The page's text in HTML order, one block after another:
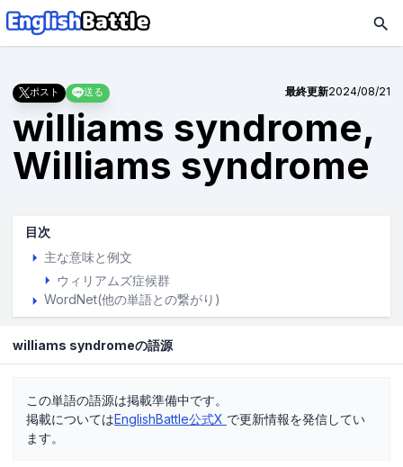
ポスト 送る 最終更新2024/08/21
williams syndrome,
Williams syndrome
目次
主な意味と例文
ウィリアムズ症候群
WordNet(他の単語との繋がり)
williams syndromeの語源
この単語の語源は掲載準備中です。
掲載についてはEnglishBattle公式X で更新情報を発信してい
ます。